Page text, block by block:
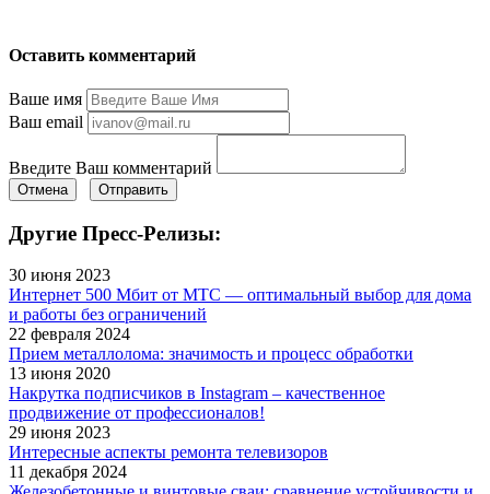
Оставить комментарий
Ваше имя
Ваш email
Введите Ваш комментарий
Отмена Отправить
Другие Пресс-Релизы:
30 июня 2023
Интернет 500 Мбит от МТС — оптимальный выбор для дома
и работы без ограничений
22 февраля 2024
Прием металлолома: значимость и процесс обработки
13 июня 2020
Накрутка подписчиков в Instagram – качественное
продвижение от профессионалов!
29 июня 2023
Интересные аспекты ремонта телевизоров
11 декабря 2024